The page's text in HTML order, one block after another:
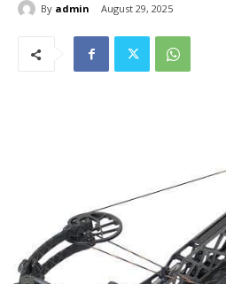
By admin August 29, 2025